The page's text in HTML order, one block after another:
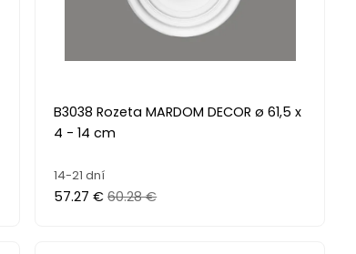
B3038 Rozeta MARDOM DECOR ø 61,5 x
4 - 14 cm
14-21 dní
57.27 € 60.28 €